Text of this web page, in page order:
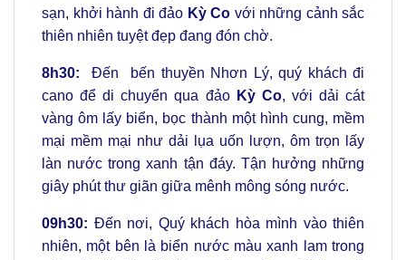
sạn, khởi hành đi đảo Kỳ Co với những cảnh sắc
thiên nhiên tuyệt đẹp đang đón chờ.
8h30: Đến bến thuyền Nhơn Lý, quý khách đi
cano để di chuyển qua đảo Kỳ Co, với dải cát
vàng ôm lấy biển, bọc thành một hình cung, mềm
mại mềm mại như dải lụa uốn lượn, ôm trọn lấy
làn nước trong xanh tận đáy. Tận hưởng những
giây phút thư giãn giữa mênh mông sóng nước.
09h30: Đến nơi, Quý khách hòa mình vào thiên
nhiên, một bên là biển nước màu xanh lam trong